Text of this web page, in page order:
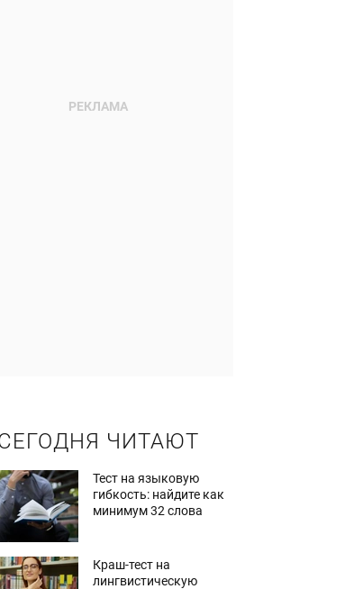
ЧИТАЮТ
Тест на языковую
гибкость: найдите как
минимум 32 слова
Краш-тест на
лингвистическую